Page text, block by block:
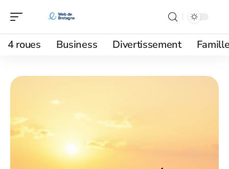
4 roues Business Divertissement